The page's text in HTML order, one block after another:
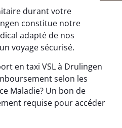
durant votre
constitue notre
adapté de nos
voyage sécurisé.
en taxi VSL à Drulingen
selon les
Maladie? Un bon de
requise pour accéder